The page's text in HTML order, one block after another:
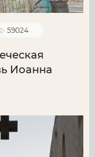
59024
Иоанна